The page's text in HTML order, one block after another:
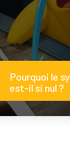
Pourquoi le
est-il si nul ?